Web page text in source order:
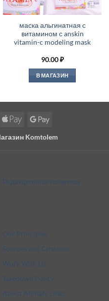
маска альгинатная с
витамином с anskin
vitamin-c modeling mask
90.00₽
В МАГАЗИН
Apple
Google
Komtolem
Редакционная политика
Our Principles
Sources and Citations
Work With Us
Takedown Policy
About Affiliate Links